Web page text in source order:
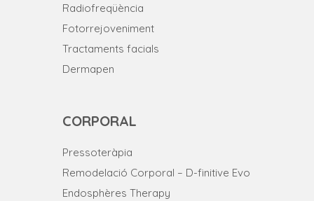
Radiofreqüència
Fotorrejoveniment
Tractaments facials
Dermapen
CORPORAL
Pressoteràpia
Remodelació Corporal – D-finitive Evo
Endosphères Therapy